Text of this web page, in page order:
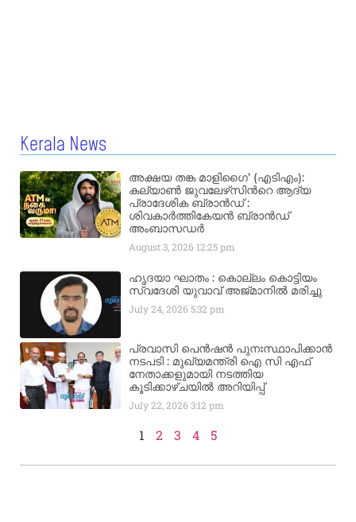
Kerala News
അക്ഷയ തങ്ക മാളിഗൈ’ (എടിഎം):
കല്യാണ്‍ ജുവലേഴ്‌സിന്‍റെ ആദ്യ
പ്രാദേശിക ബ്രാന്‍ഡ് :
ശിവകാര്‍ത്തികേയന്‍ ബ്രാന്‍ഡ്
അംബാസഡര്‍
August 3, 2026 12:25 pm
ഹൃദയാ ഘാതം : കൊല്ലം കൊട്ടിയം
സ്വദേശി യുവാവ് അജ്മാനിൽ മരിച്ചു
July 24, 20265:32 pm
പ്രവാസി പെൻഷൻ പുനഃസ്ഥാപിക്കാൻ
നടപടി : മുഖ്യമന്ത്രി ഐ സി എഫ്
നേതാക്കളുമായി നടത്തിയ
കൂടിക്കാഴ്ചയിൽ അറിയിപ്പ്
July 22, 20263:12 pm
1 2 3 4 5